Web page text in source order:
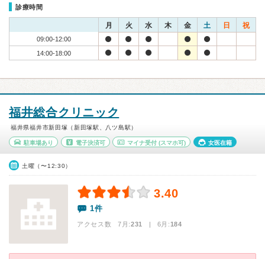
診療時間
月 火 水 木 金 土 日 祝
09:00-12:00
14:00-18:00
福井総合クリニック
福井県福井市新田塚（新田塚駅、八ツ島駅）
駐車場あり 電子決済可 マイナ受付 (スマホ可) 女医在籍
土曜（〜12:30）
3.40
1件
アクセス数 7月:231 | 6月:184